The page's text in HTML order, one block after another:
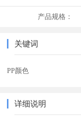
产品规格：
关键词
PP颜色
详细说明